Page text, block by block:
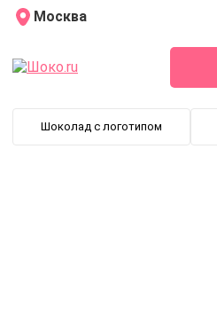
Москва
Шоколад с логотипом